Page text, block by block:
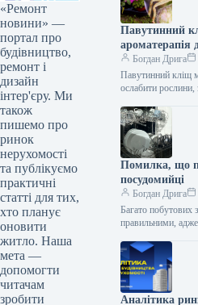
«Ремонт
новини» —
портал про
будівництво,
ремонт і
дизайн
інтер'єру. Ми
також
пишемо про
ринок
нерухомості
та публікуємо
практичні
статті для тих,
хто планує
оновити
житло. Наша
мета —
допомогти
читачам
зробити
Павутинний
ароматерапія
рослин
Богдан Дрига
Павутинний кліщ
ослабити рослини,
ураження –
Особливо…
Помилка, що
посудомийці
Богдан Дрига
Багато побутових
правильними,
заважати сучасній
машині працювати
Аналітика